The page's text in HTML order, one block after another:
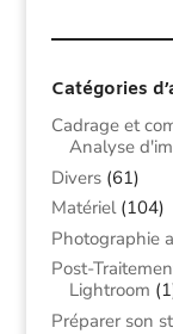
Catégories
Cadrage et
Analyse
Divers(61)
Matériel(104)
Photographie
Post-
Lightroom
Préparer son